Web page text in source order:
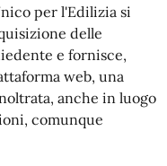
per l'Edilizia si
delle
e fornisce,
web, una
anche in luogo
comunque